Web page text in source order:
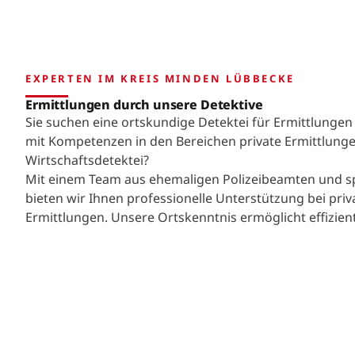
EXPERTEN IM KREIS MINDEN LÜBBECKE
Ermittlungen durch unsere Detektive
Sie suchen eine ortskundige Detektei für
mit Kompetenzen in den Bereichen private
Wirtschaftsdetektei?
Mit einem Team aus ehemaligen Polizeibeamten und
bieten wir Ihnen professionelle Unterstützung bei
Ermittlungen. Unsere Ortskenntnis ermöglicht